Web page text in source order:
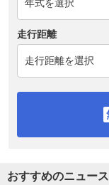
走行距離
おすすめのニュース